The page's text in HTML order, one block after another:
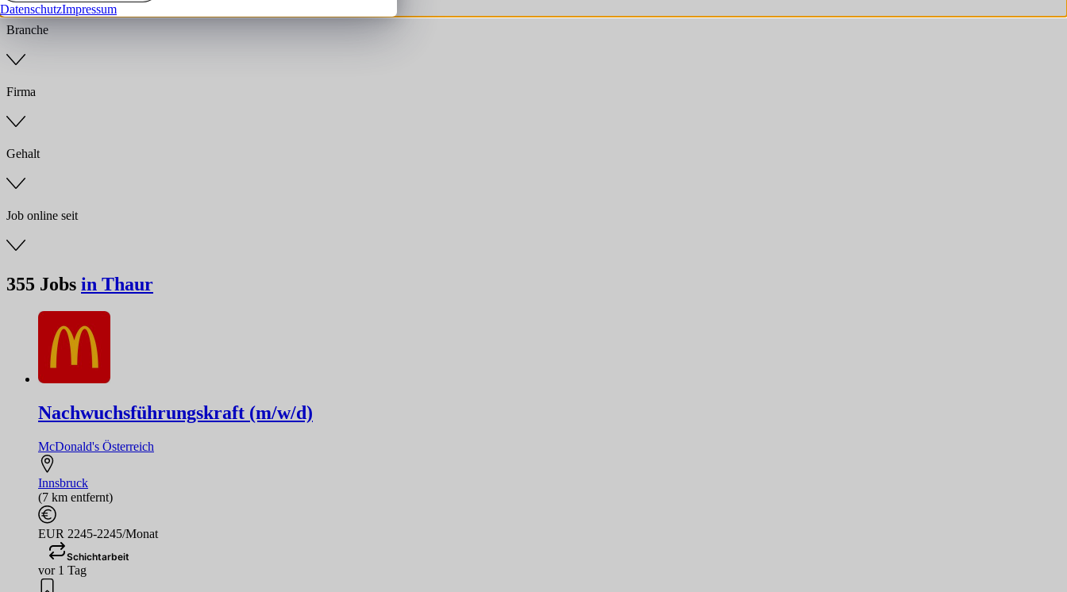
Branche
Firma
Gehalt
Job online seit
355 Jobs in Thaur
Nachwuchsführungskraft (m/w/d)
McDonald's Österreich
Innsbruck
(7 km entfernt)
EUR 2245-2245/Monat
Schichtarbeit
vor 1 Tag
DatenschutzImpressum